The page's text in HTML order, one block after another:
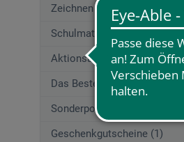
Zeichnen (580)
Schulmaterial (195)
Aktionsangebote (29)
Das Beste von boesner (253)
Sonderposten
Geschenkgutscheine (1)